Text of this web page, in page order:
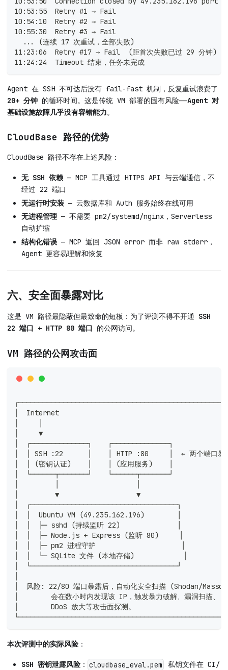
10:53:55  Retry #1 → Fail
10:54:10  Retry #2 → Fail
10:55:30  Retry #3 → Fail
  ... (连续 17 次重试，全部失败)
11:23:06  Retry #17 → Fail  (距首次失败已过 29 分钟)
11:24:24  Timeout 结束，任务未完成
Agent 在 SSH 不可达后没有 fail-fast 机制，反复重试浪费了
20+ 分钟 的循环时间。这是传统 VM 部署的固有风险——Agent 对
基础设施故障几乎没有容错能力。
CloudBase 路径的优势
CloudBase 路径不存在上述风险：
无 SSH 依赖 — MCP 工具通过 HTTPS API 与云端通信，不
经过 22 端口
无运行时安装 — 云数据库和 Auth 服务始终在线可用
无进程管理 — 不需要 pm2/systemd/nginx，Serverless
自动扩缩
结构化错误 — MCP 返回 JSON error 而非 raw stderr，
Agent 更容易理解和恢复
六、安全面暴露对比
这是 VM 路径最隐蔽但最致命的短板：为了评测不得不开通 SSH
22 端口 + HTTP 80 端口 的公网访问。
VM 路径的公网攻击面
│  Internet
│     ▼
│  ┌──────────────┐    ┌──────────────┐
│  │ SSH :22      │    │ HTTP :80     │  ← 两个端口暴
│  │ (密钥认证)    │    │ (应用服务)    │
│  └──────┬───────┘    └──────┬───────┘
│         ▼                   ▼
│  ┌────────────────────────────────────┐
│  │  Ubuntu VM (49.235.162.196)        │
│  │  ├─ sshd (持续监听 22)              │
│  │  ├─ Node.js + Express (监听 80)     │
│  │  ├─ pm2 进程守护                     │
│  │  └─ SQLite 文件 (本地存储)            │
│  └────────────────────────────────────┘
│  风险: 22/80 端口暴露后，自动化安全扫描 (Shodan/
│        会在数小时内发现该 IP，触发暴力破解、漏洞扫
│        DDoS 放大等攻击面探测。
本次评测中的实际风险 ：
SSH 密钥泄露风险 ： cloudbase_eval.pem
私钥文件在 CI/